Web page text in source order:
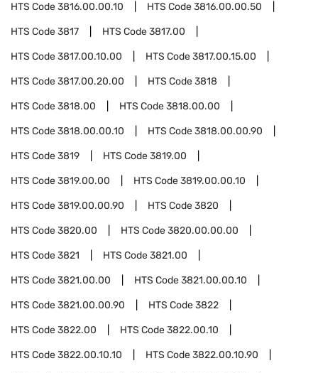
HTS Code3816.00.00.10 HTS Code3816.00.00.50
HTS Code3817 HTS Code3817.00
HTS Code3817.00.10.00 HTS Code3817.00.15.00
HTS Code3817.00.20.00 HTS Code3818
HTS Code3818.00 HTS Code3818.00.00
HTS Code3818.00.00.10 HTS Code3818.00.00.90
HTS Code3819 HTS Code3819.00
HTS Code3819.00.00 HTS Code3819.00.00.10
HTS Code3819.00.00.90 HTS Code3820
HTS Code3820.00 HTS Code3820.00.00.00
HTS Code3821 HTS Code3821.00
HTS Code3821.00.00 HTS Code3821.00.00.10
HTS Code3821.00.00.90 HTS Code3822
HTS Code3822.00 HTS Code3822.00.10
HTS Code3822.00.10.10 HTS Code3822.00.10.90